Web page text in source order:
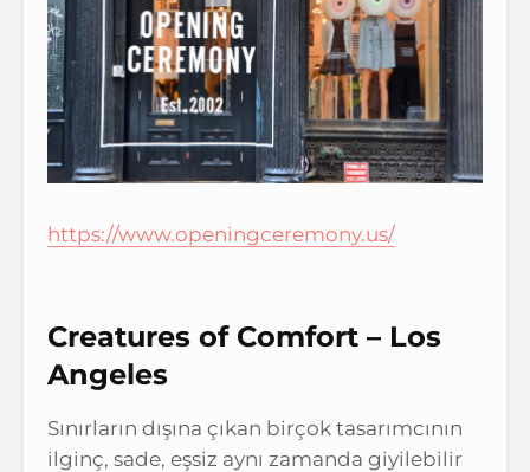
https://www.openingceremony.us/
Creatures of Comfort – Los
Angeles
Sınırların dışına çıkan birçok tasarımcının
ilginç, sade, eşsiz aynı zamanda giyilebilir